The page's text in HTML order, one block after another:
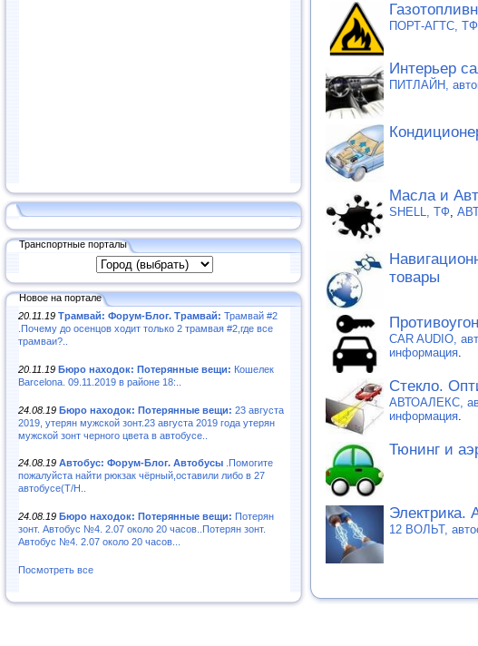
Транспортные порталы
Новое на портале
20.11.19 Трамвай: Форум-Блог. Трамвай: Трамвай #2
.Почему до осенцов ходит только 2 трамвая #2,где все
трамваи?..
20.11.19 Бюро находок: Потерянные вещи: Кошелек
Barcelona. 09.11.2019 в районе 18:..
24.08.19 Бюро находок: Потерянные вещи: 23 августа
2019, утерян мужской зонт.23 августа 2019 года утерян
мужской зонт черного цвета в автобусе..
24.08.19 Автобус: Форум-Блог. Автобусы .Помогите
пожалуйста найти рюкзак чёрный,оставили либо в 27
автобусе(Т/Н..
24.08.19 Бюро находок: Потерянные вещи: Потерян
зонт. Автобус №4. 2.07 около 20 часов..Потерян зонт.
Автобус №4. 2.07 около 20 часов...
Посмотреть все
ПОРТ-АГТС,
Интерьер
ПИТЛАЙН,
Масла и
SHELL, ТФ,
товары
CAR AUDIO,
информация.
Cтекло.
АВТОАЛЕКС,
информация.
Тюнинг и
Электрика.
12 ВОЛЬТ,